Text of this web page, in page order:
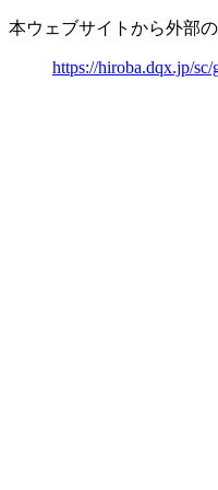
本ウェブサイトから外部
https://hiroba.dqx.jp/